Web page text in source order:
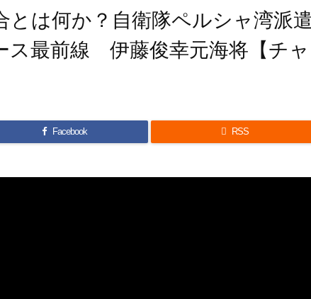
とは何か？自衛隊ペルシャ湾派
ス最前線 伊藤俊幸元海将【チャ
Facebook  RSS